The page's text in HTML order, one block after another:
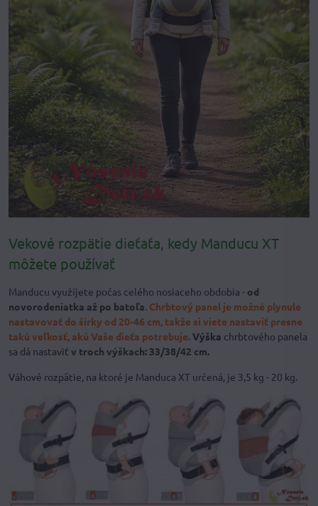
Vekové rozpätie dieťaťa, kedy Manducu XT
môžete používať
Manducu využijete počas celého nosiaceho obdobia - od
novorodeniatka až po batoľa. Chrbtový panel je možné plynule
nastavovať do šírky od 20-46 cm, takže si viete nastaviť presne
takú veľkosť, akú Vaše dieťa potrebuje.Výška chrbtového panela
sa dá nastaviť v troch výškach: 33/38/42 cm.
Váhové rozpätie, na ktoré je Manduca XT určená, je 3,5 kg - 20 kg.